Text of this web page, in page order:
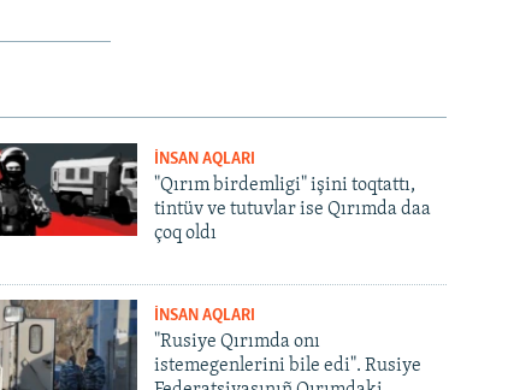
İNSAN AQLARI
"Qırım birdemligi" işini toqtattı,
tintüv ve tutuvlar ise Qırımda daa
çoq oldı
İNSAN AQLARI
"Rusiye Qırımda onı
istemegenlerini bile edi". Rusiye